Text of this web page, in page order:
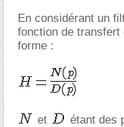
En considérant un
fonction de
forme :
et étant des